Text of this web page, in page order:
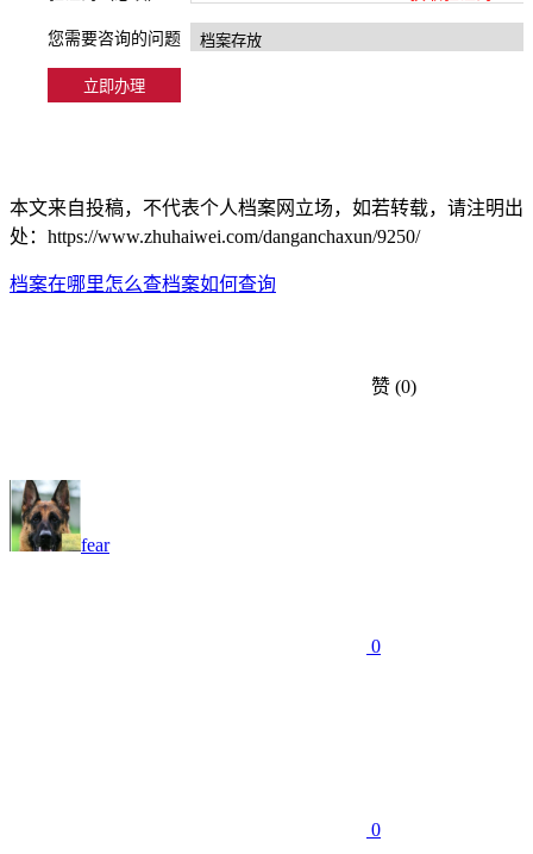
您需要咨询的问题
本文来自投稿，不代表个人档案网立场，如若转载，请注明出
处：https://www.zhuhaiwei.com/danganchaxun/9250/
档案在哪里怎么查档案如何查询
赞 (0)
fear
0
0